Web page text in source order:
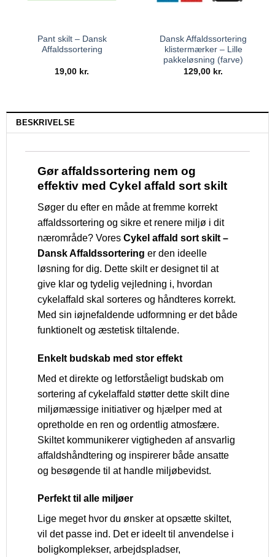
Pant skilt – Dansk
Affaldssortering
19,00 kr.
Dansk Affaldssortering
klistermærker – Lille
pakkeløsning (farve)
129,00 kr.
BESKRIVELSE
Gør affaldssortering nem og
effektiv med Cykel affald sort skilt
Søger du efter en måde at fremme korrekt
affaldssortering og sikre et renere miljø i dit
nærområde? Vores Cykel affald sort skilt –
Dansk Affaldssortering er den ideelle
løsning for dig. Dette skilt er designet til at
give klar og tydelig vejledning i, hvordan
cykelaffald skal sorteres og håndteres korrekt.
Med sin iøjnefaldende udformning er det både
funktionelt og æstetisk tiltalende.
Enkelt budskab med stor effekt
Med et direkte og letforståeligt budskab om
sortering af cykelaffald støtter dette skilt dine
miljømæssige initiativer og hjælper med at
opretholde en ren og ordentlig atmosfære.
Skiltet kommunikerer vigtigheden af ansvarlig
affaldshåndtering og inspirerer både ansatte
og besøgende til at handle miljøbevidst.
Perfekt til alle miljøer
Lige meget hvor du ønsker at opsætte skiltet,
vil det passe ind. Det er ideelt til anvendelse i
boligkomplekser, arbejdspladser,